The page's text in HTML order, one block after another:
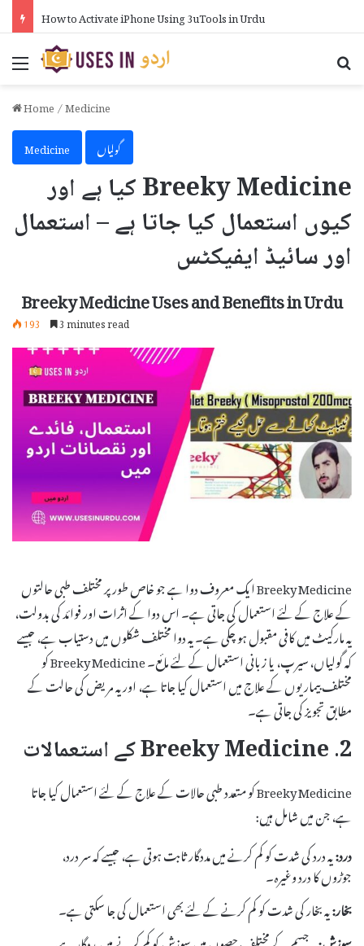
How to Activate iPhone Using 3uTools in Urdu
Menu
Home/Medicine
Medicine
گولیاں
Breeky Medicine کیا ہے اور
کیوں استعمال کیا جاتا ہے – استعمال
اور سائیڈ ایفیکٹس
Breeky Medicine Uses and Benefits in Urdu
193 3 minutes read
Breeky Medicine ایک معروف دوا ہے جو خاص طور پر مختلف طبی حالتوں
کے علاج کے لئے استعمال کی جاتی ہے۔ اس دوا کے اثرات اور فوائد کی بدولت،
یہ مارکیٹ میں کافی مقبول ہو چکی ہے۔ یہ دوا مختلف شکلوں میں دستیاب ہے، جیسے
کہ گولیاں، سیرپ، یا زبانی استعمال کے لئے مائع۔ Breeky Medicine کو
مختلف بیماریوں کے علاج میں استعمال کیا جاتا ہے، اور یہ مریض کی حالت کے
مطابق تجویز کی جاتی ہے۔
2. Breeky Medicine کے استعمالات
Breeky Medicine کو متعدد طبی حالات کے علاج کے لئے استعمال کیا جاتا
ہے، جن میں شامل ہیں:
درد:یہ درد کی شدت کو کم کرنے میں مددگار ثابت ہوتی ہے، جیسے کہ سر درد،
جوڑوں کا درد وغیرہ۔
بخار:یہ بخار کی شدت کو کم کرنے کے لئے بھی استعمال کی جا سکتی ہے۔